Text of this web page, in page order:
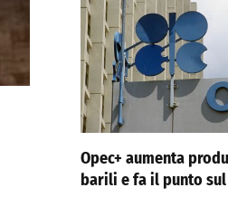
Opec+ aumenta
barili e fa il punto